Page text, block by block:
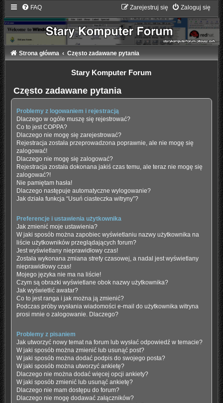
FAQ Zaloguj się
Zarejestruj się
Strona główna Często zadawane pytania
Stary Komputer Forum
Często zadawane pytania
Problemy z logowaniem i rejestracją
Dlaczego w ogóle muszę się rejestrować?
Co to jest COPPA?
Dlaczego nie mogę się zarejestrować?
Rejestracja została przeprowadzona poprawnie, ale nie mogę się
zalogować!
Dlaczego nie mogę się zalogować?
Rejestracja została dokonana jakiś czas temu, ale teraz nie mogę się
zalogować?!
Nie pamiętam hasła!
Dlaczego następuje automatyczne wylogowanie?
Jak działa funkcja “Usuń ciasteczka witryny”?
Preferencje i ustawienia użytkownika
Jak zmienić moje ustawienia?
W jaki sposób można zapobiec wyświetlaniu nazwy użytkownika na
liście użytkowników przeglądających forum?
Jest wyświetlany nieprawidłowy czas!
Została wykonana zmiana strefy czasowej, a nadal jest wyświetlany
nieprawidłowy czas!
Mojego języka nie ma na liście!
Czym są obrazki wyświetlane obok nazwy użytkownika?
Jak wyświetlić awatar?
Co to jest ranga i jak można ją zmienić?
Podczas próby wysłania wiadomości e-mail do użytkownika witryna
prosi mnie o zalogowanie. Dlaczego?
Problemy z pisaniem
Jak utworzyć nowy temat na forum lub wysłać odpowiedź w temacie?
W jaki sposób można zmienić lub usunąć post?
W jaki sposób można dodać podpis do swojego posta?
W jaki sposób można utworzyć ankietę?
Dlaczego nie można dodać więcej opcji ankiety?
W jaki sposób zmienić lub usunąć ankietę?
Dlaczego nie mam dostępu do forum?
Dlaczego nie mogę dodawać załączników?